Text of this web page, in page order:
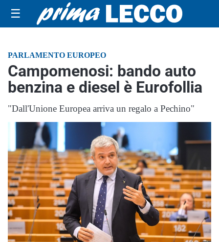
☰
PARLAMENTO EUROPEO
Campomenosi: bando auto
benzina e diesel è Eurofollia
"Dall'Unione Europea arriva un regalo a Pechino"